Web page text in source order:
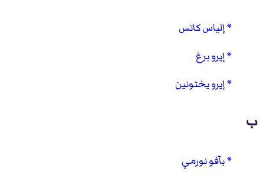
إلياس كاتس
إيرو برغ
إيرو يختونين
ب
بآفو نورمي